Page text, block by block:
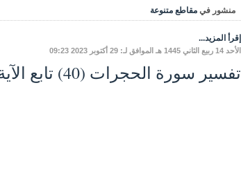
منشور في مقاطع متنوعة
إقرأ المزيد...
الأحد 14 ربيع الثاني 1445 هـ الموافق لـ: 29 أكتوبر 2023 09:23
تفسير سورة الحجرات (40) تابع الآية: 15 أنواع الجهاد في سبيل الله